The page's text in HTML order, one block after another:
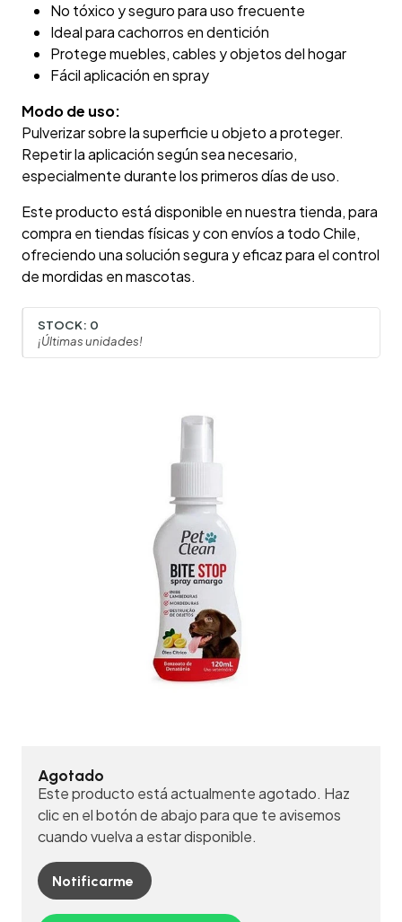
No tóxico y seguro para uso frecuente
Ideal para cachorros en dentición
Protege muebles, cables y objetos del hogar
Fácil aplicación en spray
Modo de uso:
Pulverizar sobre la superficie u objeto a proteger.
Repetir la aplicación según sea necesario,
especialmente durante los primeros días de uso.
Este producto está disponible en nuestra tienda, para
compra en tiendas físicas y con envíos a todo Chile,
ofreciendo una solución segura y eficaz para el control
de mordidas en mascotas.
STOCK: 0
¡Últimas unidades!
Agotado
Este producto está actualmente agotado. Haz
clic en el botón de abajo para que te avisemos
cuando vuelva a estar disponible.
Notificarme